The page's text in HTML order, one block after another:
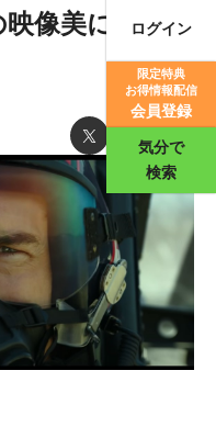
ログイン
限定特典
お得情報配信
会員登録
気分で
検索
像美に期待!!